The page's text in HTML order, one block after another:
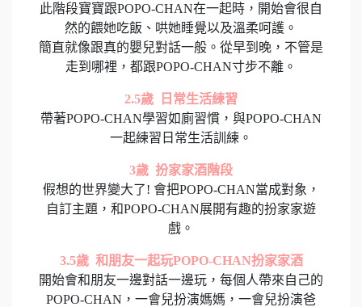
此階段寶寶跟POPO-CHAN在一起時，開始會很自
然的餵她吃飯、哄她睡覺以及溫柔呵護。
簡直就像跟真的嬰兒對話一般。從早到晚，不管是
走到哪裡，都跟POPO-CHAN寸步不離。
2.5歲 日常生活練習
帶著POPO-CHAN學習如廁習慣，與POPO-CHAN
一起練習日常生活訓練。
3歲 扮家家酒階段
假想的世界變大了! 會把POPO-CHAN當成對象，
自訂主題，和POPO-CHAN展開有趣的扮家家遊
戲。
3.5歲 和朋友一起玩POPO-CHAN扮家家酒
開始會和朋友一邊對話一邊玩，每個人帶來自己的
POPO-CHAN，一會兒扮演媽媽，一會兒扮演爸